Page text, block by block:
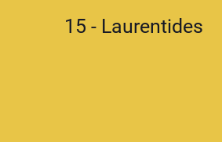
15 - Laurentides